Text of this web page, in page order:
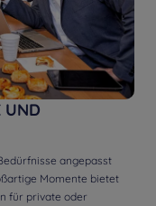
UND
angepasst
Momente bietet
für private oder